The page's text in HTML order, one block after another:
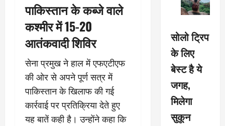
पाकिस्तान के कब्जे वाले
कश्मीर में 15-20
आतंकवादी शिविर
सेना प्रमुख ने हाल में एफएटीएफ
की ओर से अपने पूर्ण सत्र में
पाकिस्तान के खिलाफ की गई
कार्रवाई पर प्रतिक्रिया देते हुए
यह बातें कही है। उन्होंने कहा कि
सोलो ट्रिप
के लिए
बेस्ट है ये
जगह,
मिलेगा
सुकून